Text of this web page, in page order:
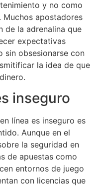
y no como
Muchos apostadores
de la adrenalina que
expectativas
sin obsesionarse con
la idea de que
inseguro
línea es inseguro es
Aunque en el
la seguridad en
de apuestas como
entornos de juego
con licencias que